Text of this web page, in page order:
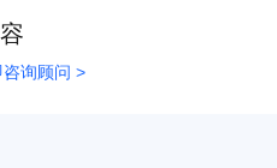
咨询顾问 >